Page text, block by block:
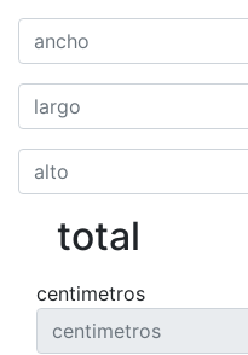
total
centimetros